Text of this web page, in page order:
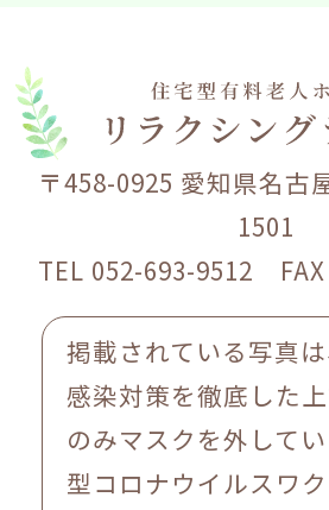
〒458-0925 愛知県名古
1501
TEL 052-693-9512
掲載されている写真
感染対策を徹底した
のみマスクを外して
型コロナウイルスワ